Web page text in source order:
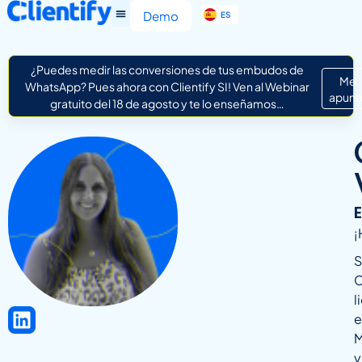
Demo ES
IT
¿Puedes medir las conversiones de tus embudos de
WhatsApp? Pues ahora con Clientify SI! Ven al Webinar
gratuito del 18 de agosto y te lo enseñamos…
Me
y